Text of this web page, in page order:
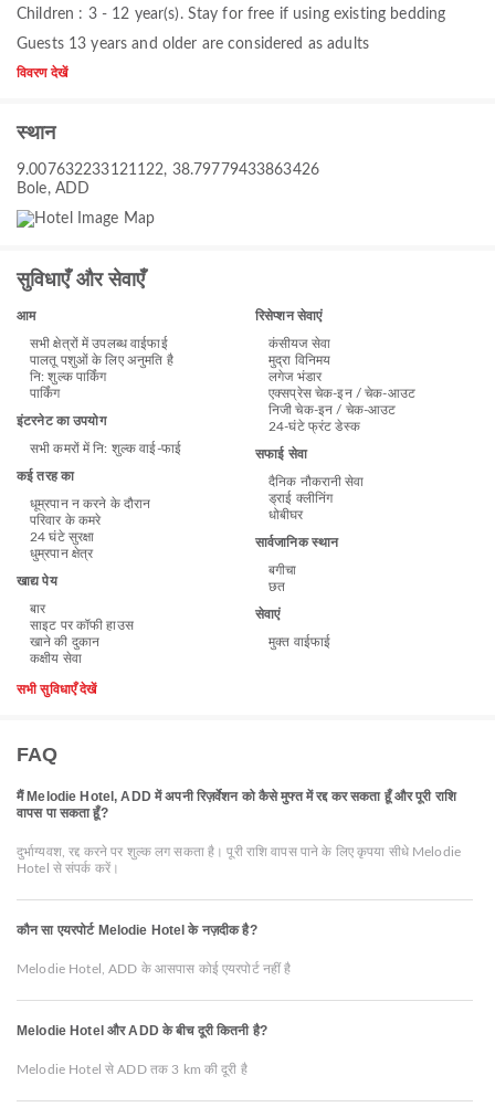
Children : 3 - 12 year(s). Stay for free if using existing bedding
Guests 13 years and older are considered as adults
विवरण देखें
स्थान
9.007632233121122, 38.79779433863426
Bole, ADD
सुविधाएँ और सेवाएँ
आम
सभी क्षेत्रों में उपलब्ध वाईफाई
पालतू पशुओं के लिए अनुमति है
नि: शुल्क पार्किंग
पार्किंग
इंटरनेट का उपयोग
सभी कमरों में नि: शुल्‍क वाई-फाई
कई तरह का
धूम्रपान न करने के दौरान
परिवार के कमरे
24 घंटे सुरक्षा
धुम्रपान क्षेत्र
खाद्य पेय
बार
साइट पर कॉफी हाउस
खाने की दुकान
कक्षीय सेवा
रिसेप्शन सेवाएं
कंसीयज सेवा
मुद्रा विनिमय
लगेज भंडार
एक्सप्रेस चेक-इन / चेक-आउट
निजी चेक-इन / चेक-आउट
24-घंटे फ्रंट डेस्क
सफाई सेवा
दैनिक नौकरानी सेवा
ड्राई क्लीनिंग
धोबीघर
सार्वजानिक स्थान
बगीचा
छत
सेवाएं
मुक्त वाईफाई
सभी सुविधाएँ देखें
FAQ
मैं Melodie Hotel, ADD में अपनी रिज़र्वेशन को कैसे मुफ्त में रद्द कर सकता हूँ और पूरी राशि
वापस पा सकता हूँ?
दुर्भाग्यवश, रद्द करने पर शुल्क लग सकता है। पूरी राशि वापस पाने के लिए कृपया सीधे Melodie
Hotel से संपर्क करें।
कौन सा एयरपोर्ट Melodie Hotel के नज़दीक है?
Melodie Hotel, ADD के आसपास कोई एयरपोर्ट नहीं है
Melodie Hotel और ADD के बीच दूरी कितनी है?
Melodie Hotel से ADD तक 3 km की दूरी है